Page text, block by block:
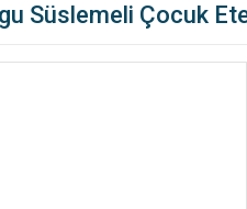
Süslemeli Çocuk